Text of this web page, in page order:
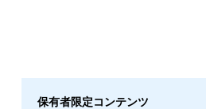
保有者限定コンテンツ